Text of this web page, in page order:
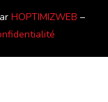
HOPTIMIZWEB –